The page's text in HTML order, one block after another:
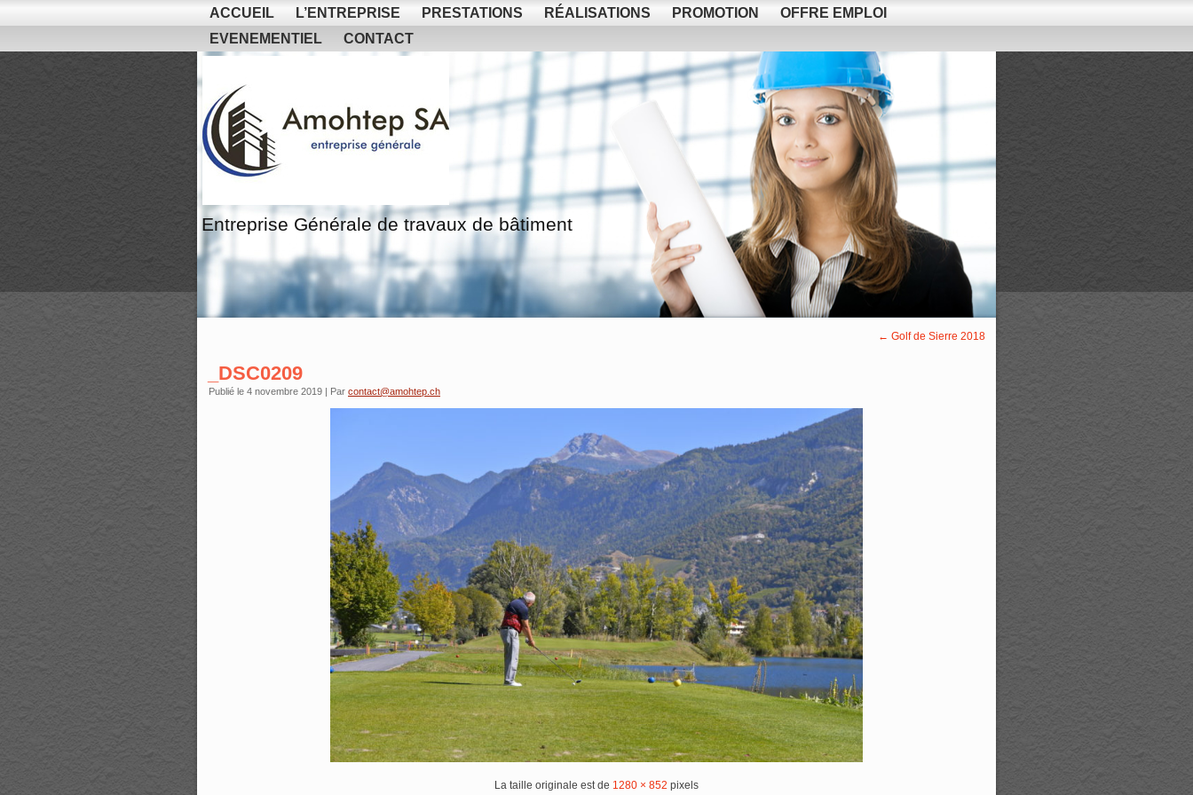
ACCUEIL L’ENTREPRISE PRESTATIONS RÉALISATIONS PROMOTION
OFFRE EMPLOI
EVENEMENTIEL
CONTACT
Entreprise Générale de travaux de bâtiment
← Golf de Sierre 2018
_DSC0209
Publié le 4 novembre 2019 | Par contact@amohtep.ch
La taille originale est de 1280 × 852 pixels